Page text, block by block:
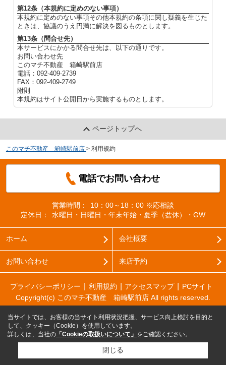
第12条（本規約に定めのない事項）
本規約に定めのない事項その他本規約の条項に関し疑義を生じた
ときは、協議のうえ円満に解決を図るものとします。
第13条（問合せ先）
本サービスにかかる問合せ先は、以下の通りです。
お問い合わせ先
このマチ不動産 箱崎駅前店
電話：092-409-2739
FAX：092-409-2749
附則
本規約はサイト公開日から実施するものとします。
ページトップへ
このマチ不動産 箱崎駅前店 > 利用規約
電話でお問い合わせ
営業時間：
10：00～18：00 ※応相談
定休日：
水曜日・日曜日・年末年始・夏季（盆休）・GW
ホーム 会社概要
お問い合わせ 来店予約
プライバシーポリシー 利用規約 アクセスマップ
PCサイト
Copyright(c) このマチ不動産 箱崎駅前店 All rights reserved.
当サイトでは、お客様の当サイト利用状況把握、サービス向上検討を目的と
して、クッキー（Cookie）を使用しています。
詳しくは、当社の 「Cookieの取扱いについて」 をご確認ください。
閉じる